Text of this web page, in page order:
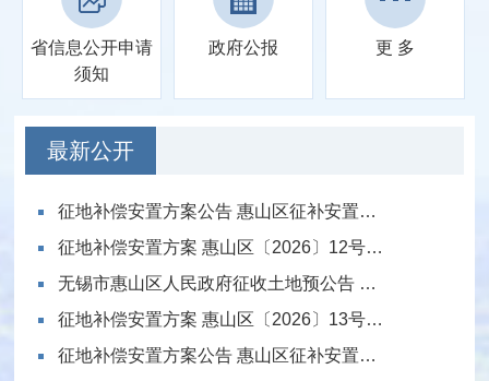
省信息公开申请
须知
政府公报 更 多
最新公开
征地补偿安置方案公告 惠山区征补安置〔2026〕12号（洛社镇新开河水系沟通（
征地补偿安置方案 惠山区〔2026〕12号（洛社镇新开河水系沟通（二期）—秦巷
无锡市惠山区人民政府征收土地预公告 惠山区拟征告〔2025〕71号（洛社镇新开
征地补偿安置方案 惠山区〔2026〕13号（沪宁铁路南侧、钱皋路西侧地块）
征地补偿安置方案公告 惠山区征补安置〔2026〕13号（沪宁铁路南侧、钱皋路西